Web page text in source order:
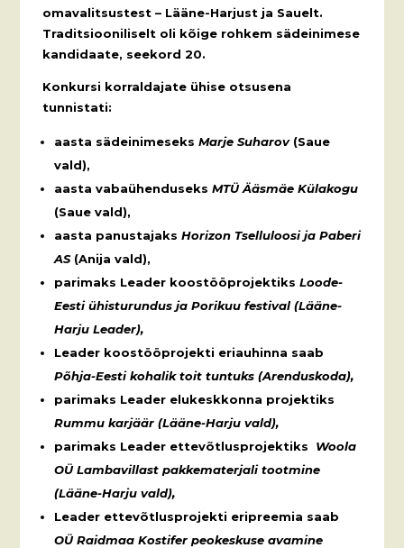
omavalitsustest – Lääne-Harjust ja Sauelt.
Traditsiooniliselt oli kõige rohkem sädeinimese
kandidaate, seekord 20.
Konkursi korraldajate ühise otsusena
tunnistati:
aasta sädeinimeseksMarje Suharov(Saue
vald),
aasta vabaühenduseksMTÜ Ääsmäe Külakogu
(Saue vald),
aasta panustajaksHorizon Tselluloosi ja Paberi
AS (Anija vald),
parimaks Leader koostööprojektiksLoode-
Eesti ühisturundus ja Porikuu festival (Lääne-
Harju Leader),
Leader koostööprojekti eriauhinna saab
Põhja-Eesti kohalik toit tuntuks (Arenduskoda),
parimaks Leader elukeskkonna projektiks
Rummu karjäär (Lääne-Harju vald),
parimaks Leader ettevõtlusprojektiks Woola
OÜ Lambavillast pakkematerjali tootmine
(Lääne-Harju vald),
Leader ettevõtlusprojekti eripreemia saab
OÜ Raidmaa Kostifer peokeskuse avamine